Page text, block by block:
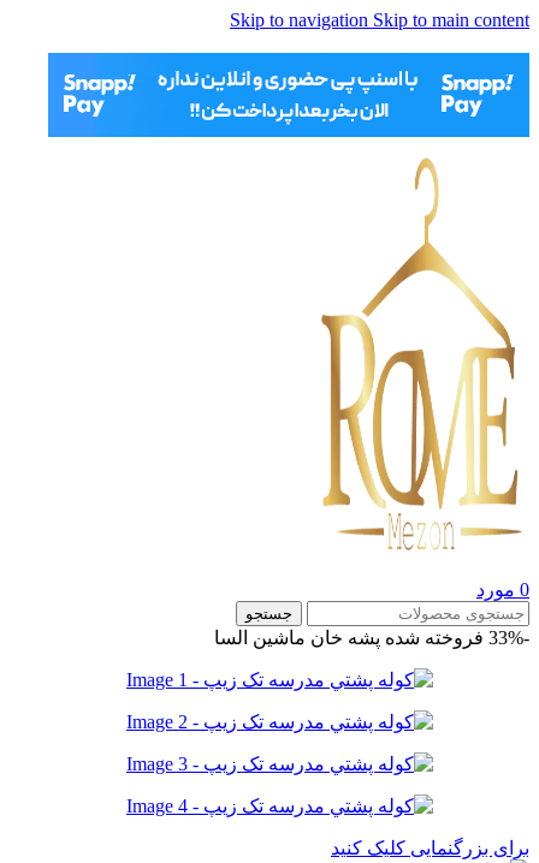
Skip to navigation Skip to main content
0 مورد
جستجو
-33% فروخته شده پشه خان ماشین السا
برای بزرگنمایی کلیک کنید